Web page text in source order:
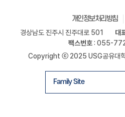
개인정보처리방침
경상남도 진주시 진주대로 501 대
팩스번호: 055-
Copyright ⓒ 2025 USG공유대
Family Site